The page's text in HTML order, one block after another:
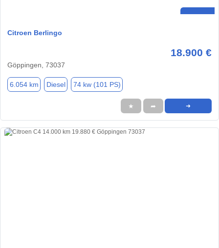
Citroen Berlingo
18.900 €
Göppingen, 73037
6.054 km Diesel 74 kw (101 PS)
★ ➦ ➜